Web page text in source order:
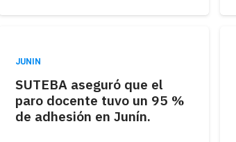
JUNIN
SUTEBA aseguró que el
paro docente tuvo un 95 %
de adhesión en Junín.